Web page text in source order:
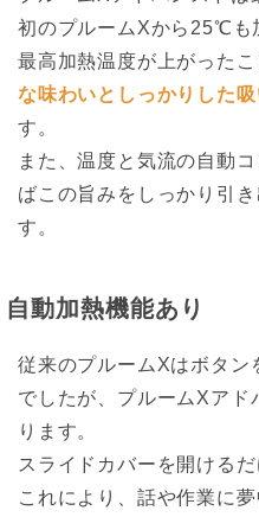
初のプルームXから25℃も
最高加熱温度が上がった
な味わいとしっかりした吸
す。
また、温度と気流の自動
ばこの旨みをしっかり引
す。
自動加熱機能あり
従来のプルームXはボタン
でしたが、プルームXアド
ります。
スライドカバーを開ける
これにより、話や作業に